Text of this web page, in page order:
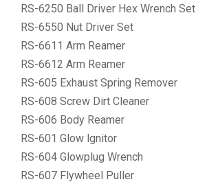
RS-6250 Ball Driver Hex Wrench Set
RS-6550 Nut Driver Set
RS-6611 Arm Reamer
RS-6612 Arm Reamer
RS-605 Exhaust Spring Remover
RS-608 Screw Dirt Cleaner
RS-606 Body Reamer
RS-601 Glow lgnitor
RS-604 Glowplug Wrench
RS-607 Flywheel Puller